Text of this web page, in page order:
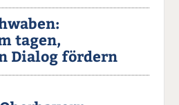
tagen,
Dialog fördern